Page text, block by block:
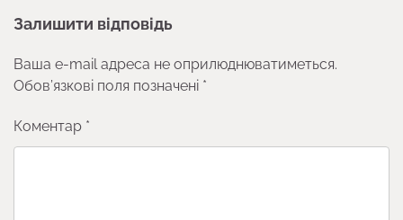
Залишити відповідь
Ваша e-mail адреса не оприлюднюватиметься.
Обов’язкові поля позначені *
Коментар *